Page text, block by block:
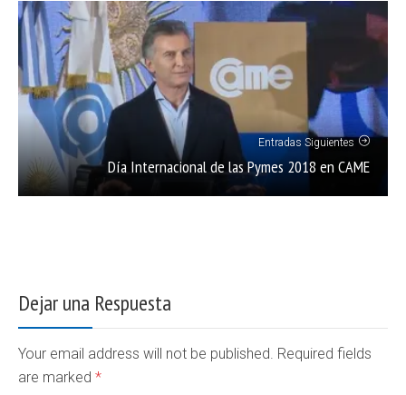
Entradas Siguientes
Día Internacional de las Pymes 2018 en CAME
Dejar una Respuesta
Your email address will not be published. Required fields
are marked *